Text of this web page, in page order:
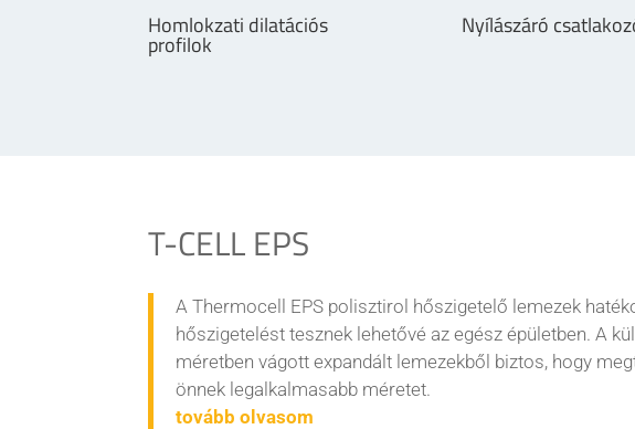
Homlokzati dilatációs
profilok
Nyílászáró
T-CELL EPS
A Thermocell EPS polisztirol hőszigetelő lemezek
hőszigetelést tesznek lehetővé az egész épületben. A
méretben vágott expandált lemezekből biztos, hogy
önnek legalkalmasabb méretet.
tovább olvasom